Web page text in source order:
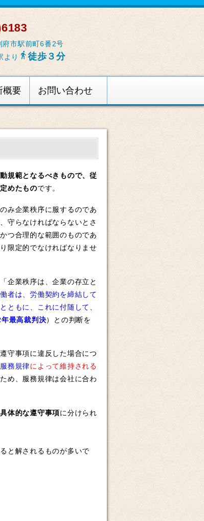
市駅前町6番2号
より 徒歩３分
概要 お問い合わせ
規範となるべきもので、従
めたものです。
み企業秩序に服するのであ
守らなければならないとさ
つ合理的な範囲のものであ
限定的でなければなりませ
企業秩序は、企業の存立と
働者は、労働契約を締結して
ともに、これに付随して、
最高裁判決）との判断を
守事項に違反した場合につ
服務規律によって維持される
め、服務規律は会社に合わ
具体的な遵守事項に分けられ
と解されるものが多いで